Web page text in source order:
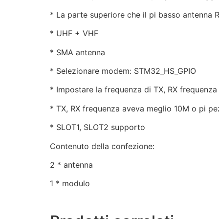
* La parte superiore che il pi basso antenna
* UHF + VHF
* SMA antenna
* Selezionare modem: STM32_HS_GPIO
* Impostare la frequenza di TX, RX frequenza
* TX, RX frequenza aveva meglio 10M o pi
* SLOT1, SLOT2 supporto
Contenuto della confezione:
2 * antenna
1 * modulo